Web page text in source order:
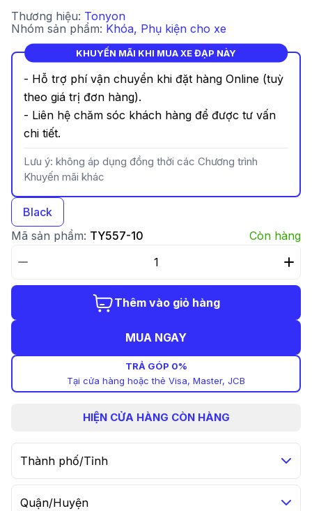
Thương hiệu: Tonyon
Nhóm sản phẩm: Khóa, Phụ kiện cho xe
KHUYẾN MÃI KHI MUA XE ĐẠP NÀY
- Hỗ trợ phí vận chuyển khi đặt hàng Online (tuỳ
theo giá trị đơn hàng).
- Liên hệ chăm sóc khách hàng để được tư vấn
chi tiết.
Lưu ý: không áp dụng đồng thời các Chương trình
Khuyến mãi khác
Black
Mã sản phẩm: TY557-10 Còn hàng
Thêm vào giỏ hàng
MUA NGAY
TRẢ GÓP 0%
Tại cửa hàng hoặc thẻ Visa, Master, JCB
HIỆN CỬA HÀNG CÒN HÀNG
Thành phố/Tỉnh
Quận/Huyện